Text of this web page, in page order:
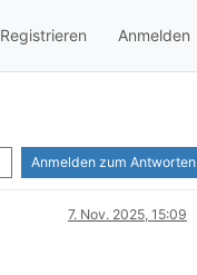
Registrieren Anmelden
Anmelden zum Antworten
7. Nov. 2025, 15:09